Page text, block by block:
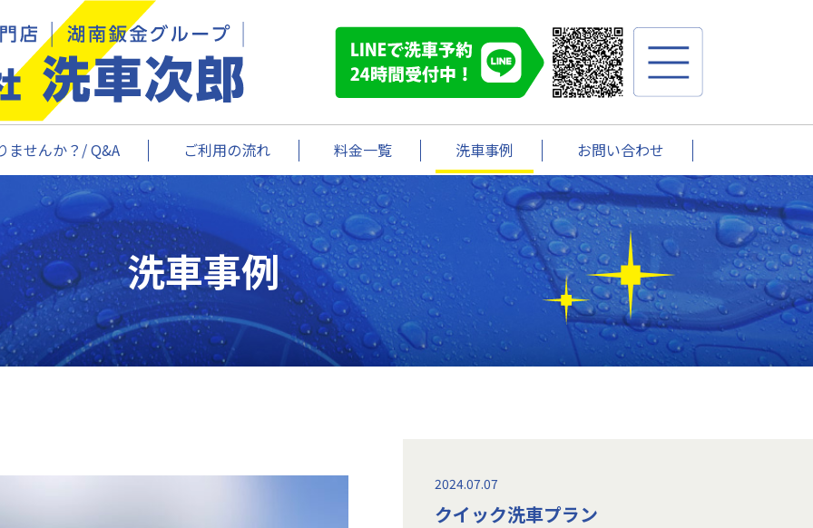
ませんか？/ Q&A ご利用の流れ 料金一覧 洗車事例 お問い合わせ
洗車事例
2024.07.07
クイック洗車プラン